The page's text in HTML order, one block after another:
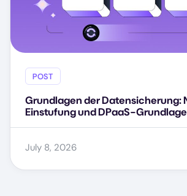
POST
Grundlagen der Datensicherung:
Einstufung und DPaaS-
July 8, 2026